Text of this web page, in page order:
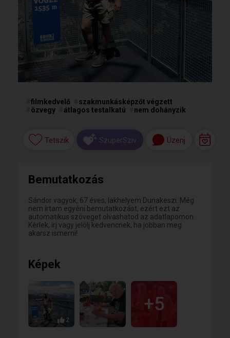
filmkedvelő
szakmunkásképzőt végzett
özvegy átlagos testalkatú nem dohányzik
Tetszik SzuperSzív Üzenj
Bemutatkozás
Sándor vagyok, 67 éves, lakhelyem Dunakeszi. Még
nem írtam egyéni bemutatkozást, ezért ezt az
automatikus szöveget olvashatod az adatlapomon.
Kérlek, írj vagy jelölj kedvencnek, ha jobban meg
akarsz ismerni!
Képek
2
+5